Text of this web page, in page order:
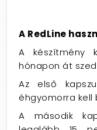
A RedLine
A készítmény
hónapon át
Az első
éhgyomorra kell
A második